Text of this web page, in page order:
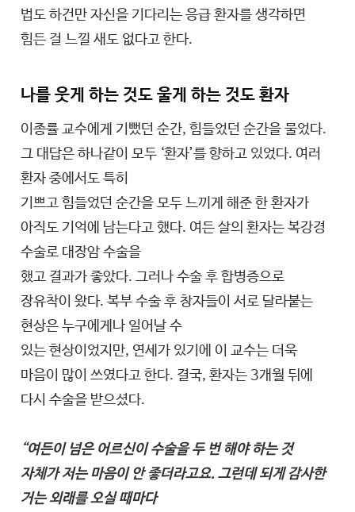
법도 하건만 자신을 기다리는 응급 환자를 생각하면
힘든 걸 느낄 새도 없다고 한다.
나를 웃게 하는 것도 울게 하는 것도 환자
이종률 교수에게 기뻤던 순간, 힘들었던 순간을 물었다.
그 대답은 하나같이 모두 ‘환자’를 향하고 있었다. 여러
환자 중에서도 특히
기쁘고 힘들었던 순간을 모두 느끼게 해준 한 환자가
아직도 기억에 남는다고 했다. 여든 살의 환자는 복강경
수술로 대장암 수술을
했고 결과가 좋았다. 그러나 수술 후 합병증으로
장유착이 왔다. 복부 수술 후 창자들이 서로 달라붙는
현상은 누구에게나 일어날 수
있는 현상이었지만, 연세가 있기에 이 교수는 더욱
마음이 많이 쓰였다고 한다. 결국, 환자는 3개월 뒤에
다시 수술을 받으셨다.
“여든이 넘은 어르신이 수술을 두 번 해야 하는 것
자체가 저는 마음이 안 좋더라고요. 그런데 되게 감사한
거는 외래를 오실 때마다